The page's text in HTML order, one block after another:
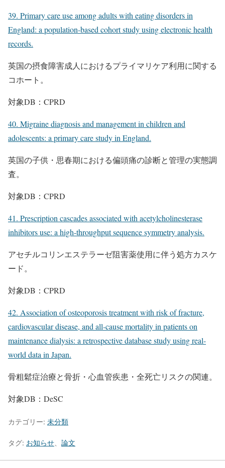
39. Primary care use among adults with eating disorders in
England: a population-based cohort study using electronic health
records.
英国の摂食障害成人におけるプライマリケア利用に関する
コホート。
対象DB：CPRD
40. Migraine diagnosis and management in children and
adolescents: a primary care study in England.
英国の子供・思春期における偏頭痛の診断と管理の実態調
査。
対象DB：CPRD
41. Prescription cascades associated with acetylcholinesterase
inhibitors use: a high-throughput sequence symmetry analysis.
アセチルコリンエステラーゼ阻害薬使用に伴う処方カスケ
ード。
対象DB：CPRD
42. Association of osteoporosis treatment with risk of fracture,
cardiovascular disease, and all-cause mortality in patients on
maintenance dialysis: a retrospective database study using real-
world data in Japan.
骨粗鬆症治療と骨折・心血管疾患・全死亡リスクの関連。
対象DB：DeSC
カテゴリー: 未分類
タグ: お知らせ 論文